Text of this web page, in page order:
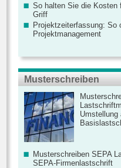
So halten Sie die Kosten
Griff
Projektzeiterfassung: So
Projektmanagement
Musterschreiben
Umstellung
Musterschreiben SEPA
SEPA-Firmenlastschrift